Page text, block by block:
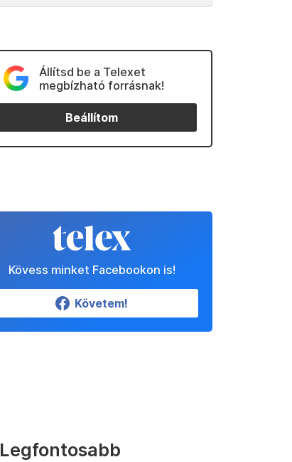
Állítsd be a Telexet
megbízható forrásnak!
Beállítom
Kövess minket Facebookon is!
Követem!
Legfontosabb